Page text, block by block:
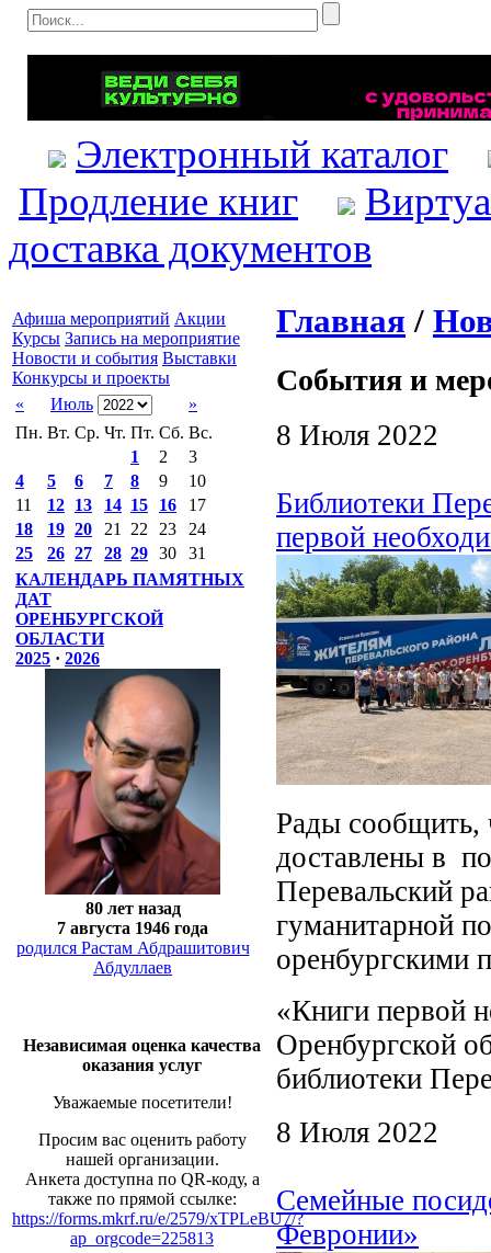
Электронный каталог
Продление книг
доставка документов
Афиша мероприятий Акции
Курсы Запись на мероприятие
Новости и события Выставки
Конкурсы и проекты
«
Июль
»
Пн. Вт. Ср. Чт. Пт. Сб. Вс.
1
2
3
4
5 6 7 8 9
10
11
12 13 14 15 16
17
18
19 20 21 22 23
24
25
26 27 28 29 30
31
КАЛЕНДАРЬ ПАМЯТНЫХ
ДАТ
ОРЕНБУРГСКОЙ
ОБЛАСТИ
2025 · 2026
80 лет назад
7 августа 1946 года
родился Растам Абдрашитович
Абдуллаев
Независимая оценка качества
оказания услуг
Уважаемые посетители!
Просим вас оценить работу
нашей организации.
Анкета доступна по QR-коду, а
также по прямой ссылке:
https://forms.mkrf.ru/e/2579/xTPLeBU7/?
ap_orgcode=225813
Главная /
События и
8 Июля 2022
Библиотеки
первой
Рады сообщить,
доставлены в
Перевальский
гуманитарной
оренбургскими
«Книги первой
Оренбургской
библиотеки
8 Июля 2022
Семейные
Февронии»